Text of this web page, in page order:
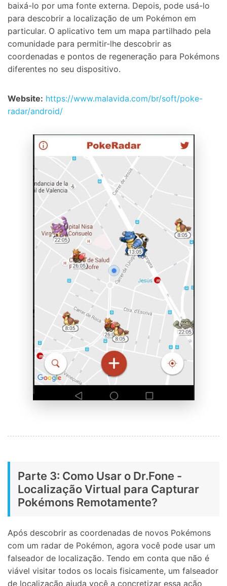
baixá-lo por uma fonte externa. Depois, pode usá-lo
para descobrir a localização de um Pokémon em
particular. O aplicativo tem um mapa partilhado pela
comunidade para permitir-lhe descobrir as
coordenadas e pontos de regeneração para Pokémons
diferentes no seu dispositivo.
Website: https://www.malavida.com/br/soft/poke-
radar/android/
Parte 3: Como Usar o Dr.Fone -
Localização Virtual para Capturar
Pokémons Remotamente?
Após descobrir as coordenadas de novos Pokémons
com um radar de Pokémon, agora você pode usar um
falseador de localização. Tendo em conta que não é
viável visitar todos os locais fisicamente, um falseador
de localização ajuda você a concretizar essa ação